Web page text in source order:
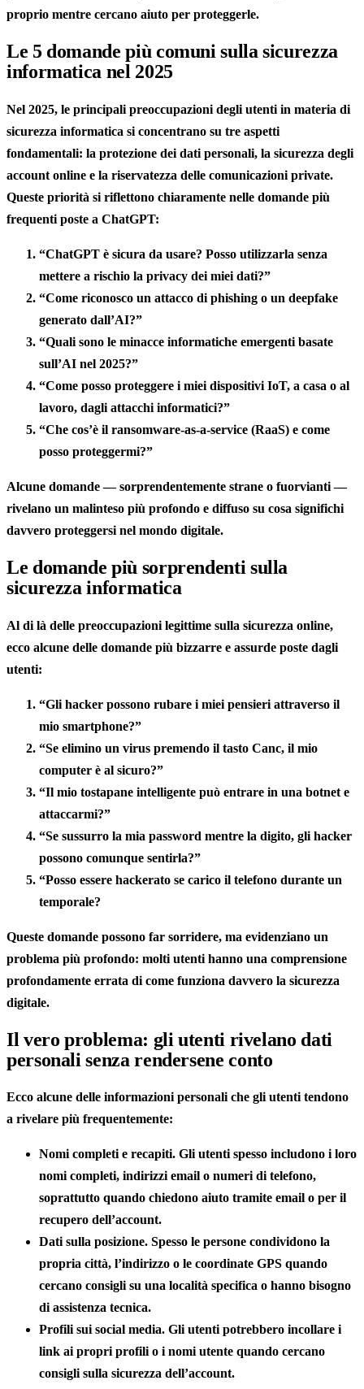
proprio mentre cercano aiuto per proteggerle.
Le 5 domande più comuni sulla sicurezza
informatica nel 2025
Nel 2025, le principali preoccupazioni degli utenti in materia di
sicurezza informatica si concentrano su tre aspetti
fondamentali: la protezione dei dati personali, la sicurezza degli
account online e la riservatezza delle comunicazioni private.
Queste priorità si riflettono chiaramente nelle domande più
frequenti poste a ChatGPT:
“ChatGPT è sicura da usare? Posso utilizzarla senza
mettere a rischio la privacy dei miei dati?”
“Come riconosco un attacco di phishing o un deepfake
generato dall’AI?”
“Quali sono le minacce informatiche emergenti basate
sull’AI nel 2025?”
“Come posso proteggere i miei dispositivi IoT, a casa o al
lavoro, dagli attacchi informatici?”
“Che cos’è il ransomware-as-a-service (RaaS) e come
posso proteggermi?”
Alcune domande — sorprendentemente strane o fuorvianti —
rivelano un malinteso più profondo e diffuso su cosa significhi
davvero proteggersi nel mondo digitale.
Le domande più sorprendenti sulla
sicurezza informatica
Al di là delle preoccupazioni legittime sulla sicurezza online,
ecco alcune delle domande più bizzarre e assurde poste dagli
utenti:
“Gli hacker possono rubare i miei pensieri attraverso il
mio smartphone?”
“Se elimino un virus premendo il tasto Canc, il mio
computer è al sicuro?”
“Il mio tostapane intelligente può entrare in una botnet e
attaccarmi?”
“Se sussurro la mia password mentre la digito, gli hacker
possono comunque sentirla?”
“Posso essere hackerato se carico il telefono durante un
temporale?
Queste domande possono far sorridere, ma evidenziano un
problema più profondo: molti utenti hanno una comprensione
profondamente errata di come funziona davvero la sicurezza
digitale.
Il vero problema: gli utenti rivelano dati
personali senza rendersene conto
Ecco alcune delle informazioni personaliche gli utenti tendono
a rivelare più frequentemente:
Nomi completi e recapiti. Gli utenti spesso includono i loro
nomi completi, indirizzi email o numeri di telefono,
soprattutto quando chiedono aiuto tramite email o per il
recupero dell’account.
Dati sulla posizione. Spesso le persone condividono la
propria città, l’indirizzo o le coordinate GPS quando
cercano consigli su una località specifica o hanno bisogno
di assistenza tecnica.
Profili sui social media. Gli utenti potrebbero incollare i
link ai propri profili o i nomi utente quando cercano
consigli sulla sicurezza dell’account.